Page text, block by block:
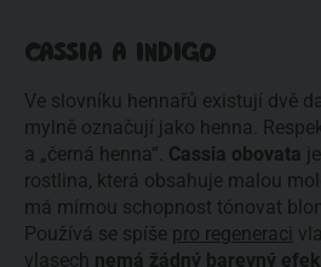
CASSIA A INDIGO
Ve slovníku hennařů existují dvě
mylně označují jako henna.
a „černá henna“. Cassia obovata
rostlina, která obsahuje malou
má mírnou schopnost tónovat
Používá se spíše pro regeneraci
vlasech nemá žádný barevný